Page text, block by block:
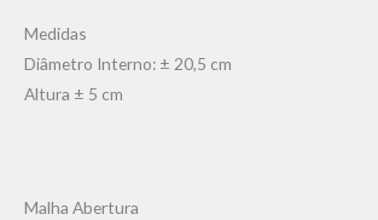
Medidas
Diâmetro Interno: ± 20,5 cm
Altura ± 5 cm
Malha Abertura